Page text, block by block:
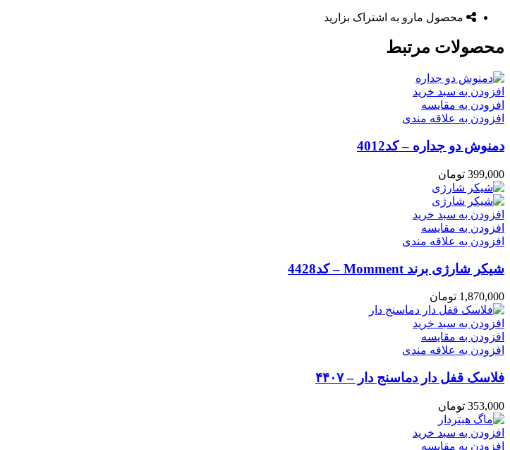
محصول مارو به اشتراک بزارید
محصولات مرتبط
افزودن به سبد خرید
افزودن به مقایسه
افزودن به علاقه مندی
دمنوش دو جداره – کد4012
399,000 تومان
افزودن به سبد خرید
افزودن به مقایسه
افزودن به علاقه مندی
شیکر شارژی برند Momment – کد4428
1,870,000 تومان
افزودن به سبد خرید
افزودن به مقایسه
افزودن به علاقه مندی
فلاسک قفل دار دماسنج دار – ۴۴۰۷
353,000 تومان
افزودن به سبد خرید
افزودن به مقایسه